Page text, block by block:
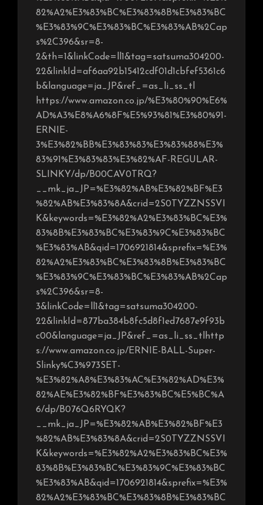
82%A2%E3%83%BC%E3%83%8B%E3%83%BC
%E3%83%9C%E3%83%BC%E3%83%AB%2Cap
s%2C396&sr=8-
2&th=1&linkCode=ll1&tag=satsuma304200-
22&linkId=af6aa92b15412cdf01d1cbfef5361c6
b&language=ja_JP&ref_=as_li_ss_tl
https://www.amazon.co.jp/%E3%80%90%E6%
AD%A3%E8%A6%8F%E5%93%81%E3%80%91-
ERNIE-
3%E3%82%BB%E3%83%83%E3%83%88%E3%
83%91%E3%83%83%E3%82%AF-REGULAR-
SLINKY/dp/B00CAV0TRQ?
__mk_ja_JP=%E3%82%AB%E3%82%BF%E3
%82%AB%E3%83%8A&crid=2S0TYZZNSSVI
K&keywords=%E3%82%A2%E3%83%BC%E3%
83%8B%E3%83%BC%E3%83%9C%E3%83%BC
%E3%83%AB&qid=1706921814&sprefix=%E3%
82%A2%E3%83%BC%E3%83%8B%E3%83%BC
%E3%83%9C%E3%83%BC%E3%83%AB%2Cap
s%2C396&sr=8-
3&linkCode=ll1&tag=satsuma304200-
22&linkId=877ba384b8fc5d8f1ed7687e9f93b
c00&language=ja_JP&ref_=as_li_ss_tlhttp
s://www.amazon.co.jp/ERNIE-BALL-Super-
Slinky%C3%973SET-
%E3%82%A8%E3%83%AC%E3%82%AD%E3%
82%AE%E3%82%BF%E3%83%BC%E5%BC%A
6/dp/B076Q6RYQK?
__mk_ja_JP=%E3%82%AB%E3%82%BF%E3
%82%AB%E3%83%8A&crid=2S0TYZZNSSVI
K&keywords=%E3%82%A2%E3%83%BC%E3%
83%8B%E3%83%BC%E3%83%9C%E3%83%BC
%E3%83%AB&qid=1706921814&sprefix=%E3%
82%A2%E3%83%BC%E3%83%8B%E3%83%BC